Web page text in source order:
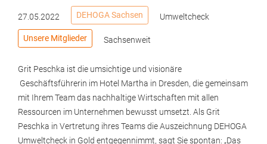
27.05.2022 DEHOGA Sachsen Umweltcheck
Unsere Mitglieder Sachsenweit
Grit Peschka ist die umsichtige und visionäre
Geschäftsführerin im Hotel Martha in Dresden, die gemeinsam
mit Ihrem Team das nachhaltige Wirtschaften mit allen
Ressourcen im Unternehmen bewusst umsetzt. Als Grit
Peschka in Vertretung ihres Teams die Auszeichnung DEHOGA
Umweltcheck in Gold entgegennimmt, sagt Sie spontan: „Das